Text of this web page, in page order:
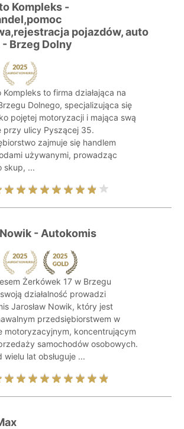
Kompleks -
pojazdów, auto
Brzeg Dolny
Kompleks to firma działająca na
Dolnego, specjalizująca się
pojętej motoryzacji i mająca swą
przy ulicy Pyszącej 35.
zajmuje się handlem
używanymi, prowadząc
skup, ...
- Autokomis
Żerkówek 17 w Brzegu
działalność prowadzi
Jarosław Nowik, który jest
przedsiębiorstwem w
motoryzacyjnym, koncentrującym
samochodów osobowych.
wielu lat obsługuje ...